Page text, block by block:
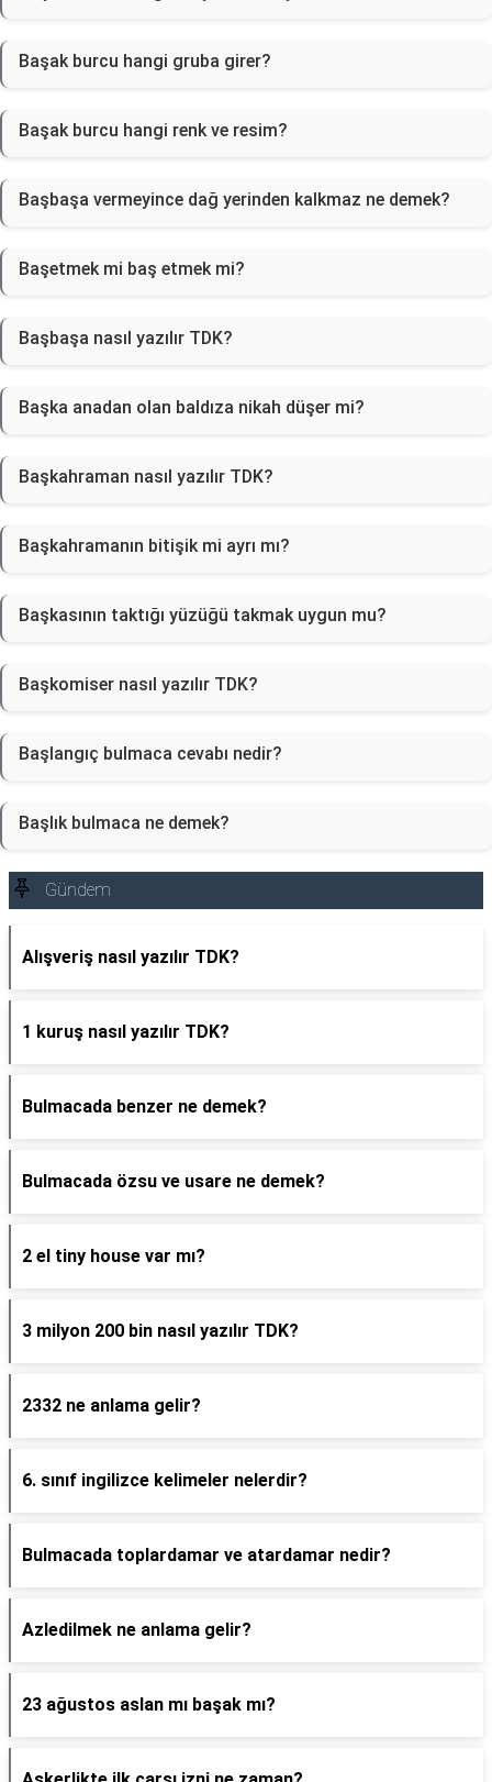
Başak burcu hangi gruba girer?
Başak burcu hangi renk ve resim?
Başbaşa vermeyince dağ yerinden kalkmaz ne demek?
Başetmek mi baş etmek mi?
Başbaşa nasıl yazılır TDK?
Başka anadan olan baldıza nikah düşer mi?
Başkahraman nasıl yazılır TDK?
Başkahramanın bitişik mi ayrı mı?
Başkasının taktığı yüzüğü takmak uygun mu?
Başkomiser nasıl yazılır TDK?
Başlangıç bulmaca cevabı nedir?
Başlık bulmaca ne demek?
Gündem
Alışveriş nasıl yazılır TDK?
1 kuruş nasıl yazılır TDK?
Bulmacada benzer ne demek?
Bulmacada özsu ve usare ne demek?
2 el tiny house var mı?
3 milyon 200 bin nasıl yazılır TDK?
2332 ne anlama gelir?
6. sınıf ingilizce kelimeler nelerdir?
Bulmacada toplardamar ve atardamar nedir?
Azledilmek ne anlama gelir?
23 ağustos aslan mı başak mı?